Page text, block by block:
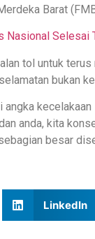
Barat
Nasional Selesai
tol untuk
bukan
anda, kita
besar
LinkedIn